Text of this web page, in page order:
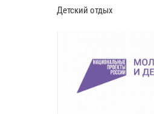
Детский отдых